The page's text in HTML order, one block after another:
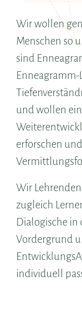
Wir wollen
Menschen so
sind
Enneagramm-
und wollen
erforschen
Wir
zugleich
Dialogische in
Vordergrund
individuell